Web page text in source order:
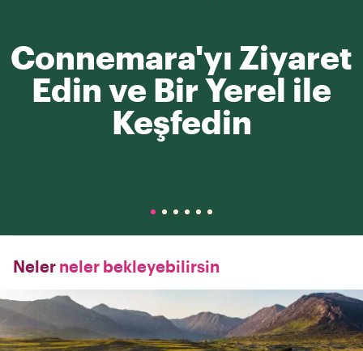
Connemara'yı Ziyaret
Edin ve Bir Yerel ile
Keşfedin
Neler neler bekleyebilirsin